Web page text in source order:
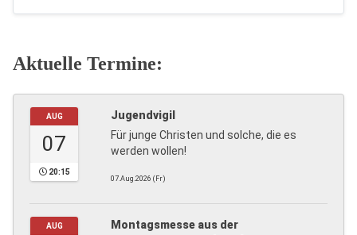
Aktuelle Termine:
AUG
07
20:15
Jugendvigil
Für junge Christen und solche, die es
werden wollen!
07.Aug.2026 (Fr)
AUG
Montagsmesse aus der